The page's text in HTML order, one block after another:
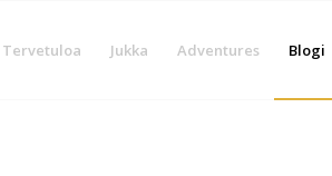
Tervetuloa Jukka Adventures Blogi